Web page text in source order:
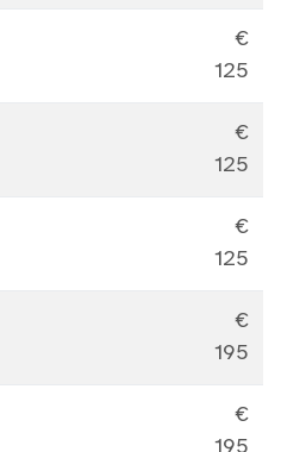
€
125
€
125
€
125
€
195
€